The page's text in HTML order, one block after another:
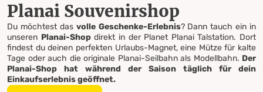
Planai Souvenirshop
Du möchtest das volle Geschenke-Erlebnis? Dann tauch ein in
unseren Planai-Shopdirekt in der Planet Planai Talstation. Dort
findest du deinen perfekten Urlaubs-Magnet, eine Mütze für kalte
Tage oder auch die originale Planai-Seilbahn als Modellbahn. Der
Planai-Shop hat während der Saison täglich für dein
Einkaufserlebnis geöffnet.